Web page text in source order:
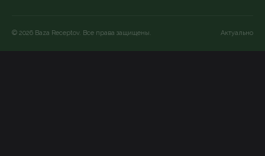
© 2026 Baza Receptov. Все права защищены. Актуально